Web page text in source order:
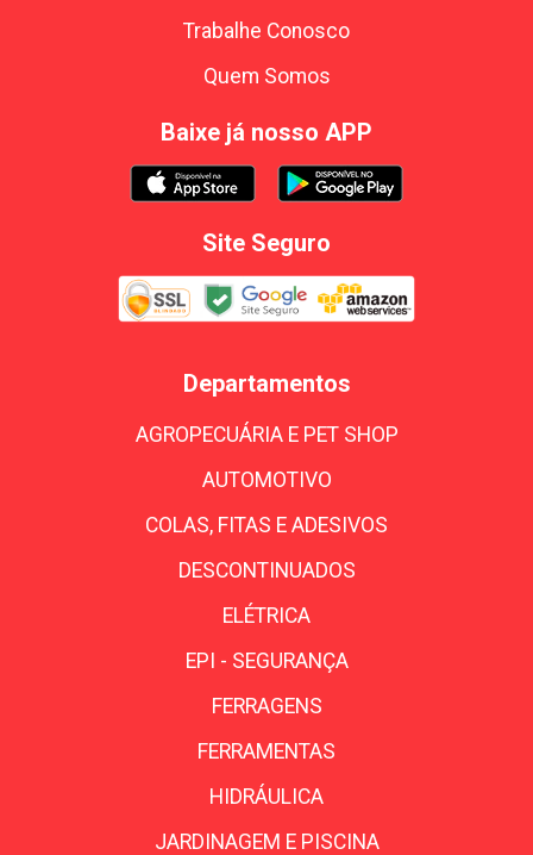
Trabalhe Conosco
Quem Somos
Baixe já nosso APP
Site Seguro
Departamentos
AGROPECUÁRIA E PET SHOP
AUTOMOTIVO
COLAS, FITAS E ADESIVOS
DESCONTINUADOS
ELÉTRICA
EPI - SEGURANÇA
FERRAGENS
FERRAMENTAS
HIDRÁULICA
JARDINAGEM E PISCINA